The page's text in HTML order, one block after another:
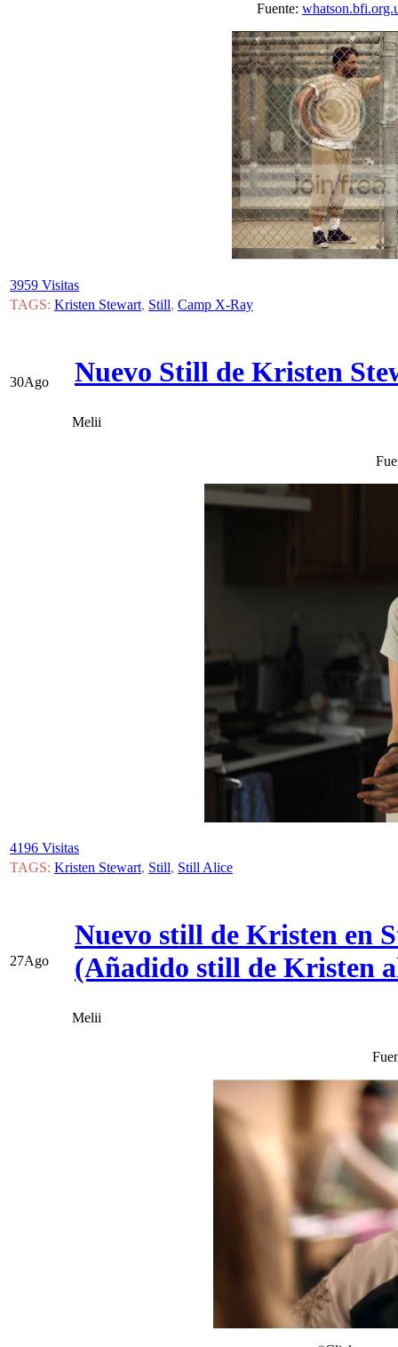
Fuente:
3959 Visitas
TAGS: Kristen Stewart, Still, Camp X-Ray
30Ago Nuevo Still de Kristen
Melii
4196 Visitas
TAGS: Kristen Stewart, Still, Still Alice
27Ago
Nuevo still de Kristen en
(Añadido still de Kristen
Melii